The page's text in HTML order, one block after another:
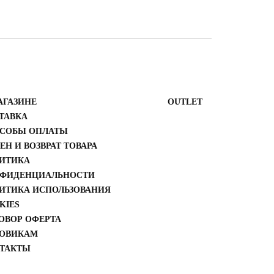
ОПЛАТЫ
И ВОЗВРАТ ТОВАРА
ИСПОЛЬЗОВАНИЯ
ОФЕРТА
ОUTLET